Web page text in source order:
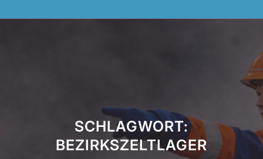
SCHLAGWORT:
BEZIRKSZELTLAGER